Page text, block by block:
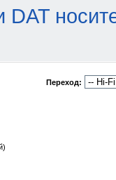
DAT
Переход: